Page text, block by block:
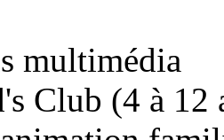
multimédia
Club (4 à 12